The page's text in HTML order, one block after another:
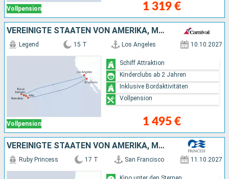
Vollpension 1 319 €
VEREINIGTE STAATEN VON AMERIKA, MEXIKO
Vollpension
Legend 15 T Los Angeles 10.10.2027
1 495 €
Schiff Attraktion
Kinderclubs ab 2 Jahren
Inklusive Bordaktivitäten
Vollpension
VEREINIGTE STAATEN VON AMERIKA, MEXIKO
Ruby Princess 17 T San Francisco 11.10.2027